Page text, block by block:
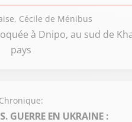
Cécile de Ménibus
à Dnipo, au sud de
pays
Chronique:
GUERRE EN UKRAINE :